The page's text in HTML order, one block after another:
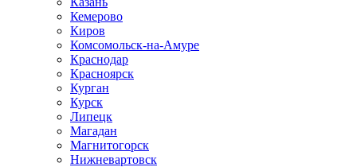
Кемерово
Киров
Комсомольск-на-Амуре
Краснодар
Красноярск
Курган
Курск
Липецк
Магадан
Магнитогорск
Нижневартовск